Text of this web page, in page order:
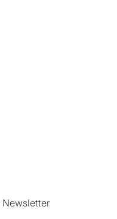
Newsletter